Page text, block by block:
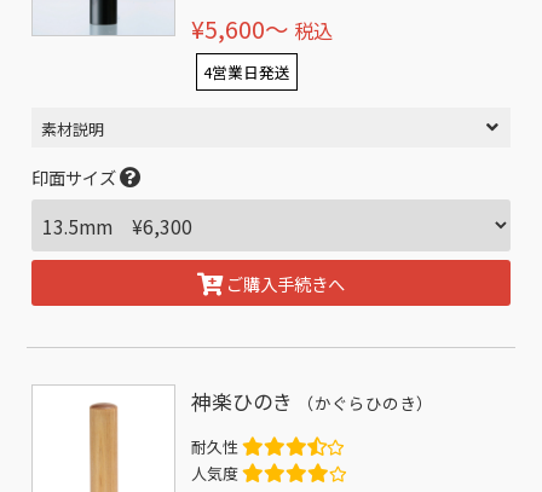
¥5,600〜 税込
4営業日発送
素材説明
印面サイズ
ご購入手続きへ
神楽ひのき （かぐらひのき）
耐久性
人気度